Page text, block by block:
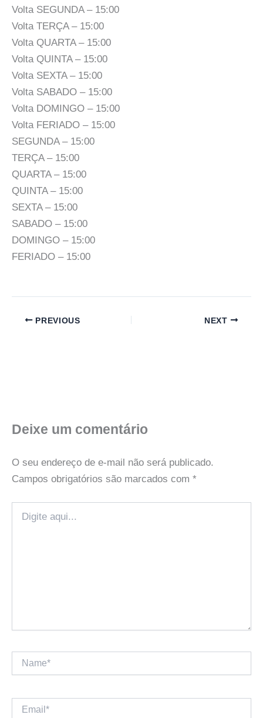
Volta SEGUNDA – 15:00
Volta TERÇA – 15:00
Volta QUARTA – 15:00
Volta QUINTA – 15:00
Volta SEXTA – 15:00
Volta SABADO – 15:00
Volta DOMINGO – 15:00
Volta FERIADO – 15:00
SEGUNDA – 15:00
TERÇA – 15:00
QUARTA – 15:00
QUINTA – 15:00
SEXTA – 15:00
SABADO – 15:00
DOMINGO – 15:00
FERIADO – 15:00
PREVIOUS NEXT
Deixe um comentário
O seu endereço de e-mail não será publicado.
Campos obrigatórios são marcados com *
aqui...
Email*